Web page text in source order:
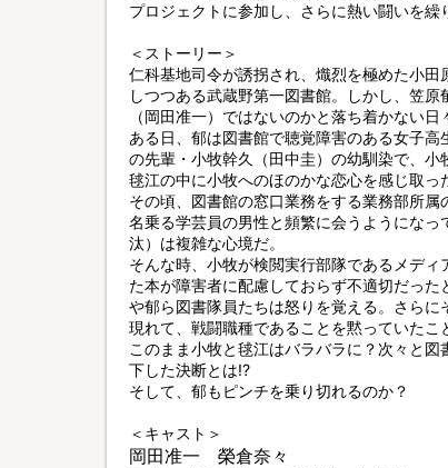
プロジェクトに参加し、さらに熱い闘いを繰
＜ストーリー＞
仁科基地司令が誘拐され、熾烈を極めた小
しつつある武蔵野第一図書館。しかし、笠
（岡田准一）ではないのかと落ち着かない日
ある日、郁は図書館で聴覚障害のある女子
の先輩・小牧幹久（田中圭）の幼馴染で、小
毬江の中に小牧へのほのかな恋心を感じ取っ
その頃、図書館の窓口業務をする業務部所
名乗る学芸員の男性と頻繁に会うようにな
汰）は複雑な心境だ。
そんな時、小牧が検閲実行部隊であるメデ
た本が障害者に配慮しておらず不適切だっ
や郁ら図書隊員たちは怒りを覚える。さら
現れて、戦闘職種であることを黙っていたこ
このまま小牧と毬江はバラバラに？次々と
下した決断とは!?
そして、郁もピンチを乗り切れるのか？
＜キャスト＞
岡田准一 榮倉奈々